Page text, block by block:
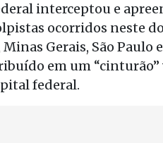
interceptou e
ocorridos neste
Gerais, São Paulo
em um
federal.